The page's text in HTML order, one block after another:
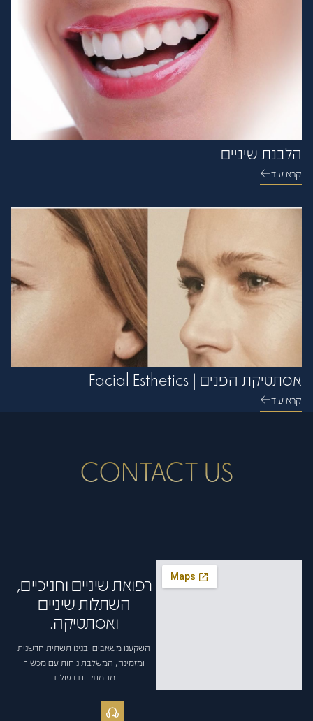
הלבנת שיניים
קרא עוד
אסתטיקת הפנים | Facial Esthetics
קרא עוד
CONTACT US
רפואת שיניים וחניכיים,
השתלות שיניים
ואסתטיקה.
השקענו משאבים ובנינו תשתית חדשנית
ומזמינה, המשלבת נוחות עם מכשור
מהמתקדם בעולם.